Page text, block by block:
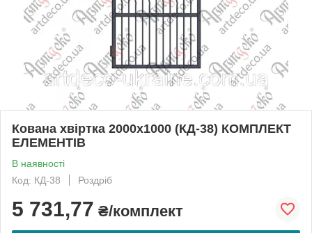
Кована хвіртка 2000х1000 (КД-38) КОМПЛЕКТ
ЕЛЕМЕНТІВ
В наявності
Код: КД-38
Роздріб
5 731,77 ₴/комплект